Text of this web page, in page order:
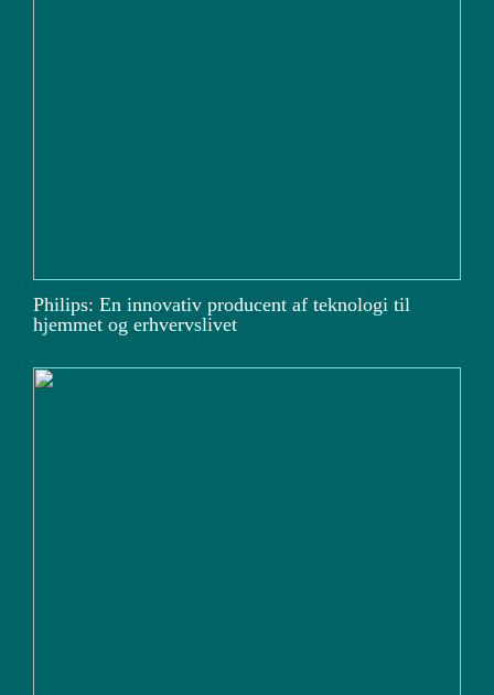
Philips: En innovativ producent af teknologi til
hjemmet og erhvervslivet